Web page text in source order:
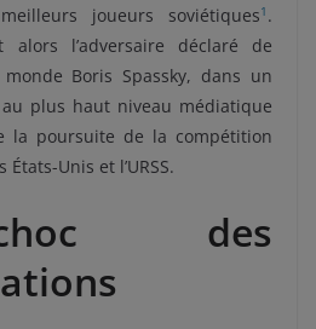
joueurs soviétiques1 .
alors l’adversaire déclaré de
Boris Spassky, dans un
plus haut niveau médiatique
la poursuite de la compétition
Unis et l’URSS.
des